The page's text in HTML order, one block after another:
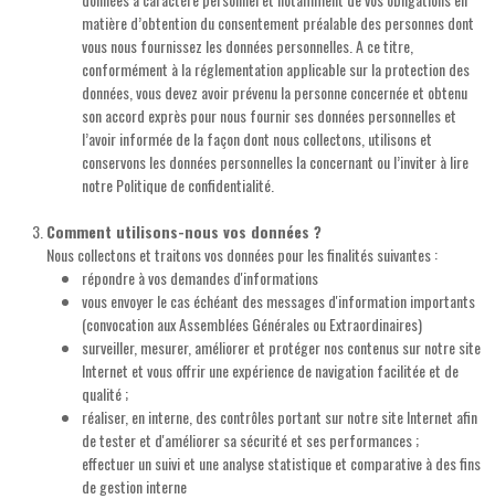
matière d’obtention du consentement préalable des personnes dont
vous nous fournissez les données personnelles. A ce titre,
conformément à la réglementation applicable sur la protection des
données, vous devez avoir prévenu la personne concernée et obtenu
son accord exprès pour nous fournir ses données personnelles et
l’avoir informée de la façon dont nous collectons, utilisons et
conservons les données personnelles la concernant ou l’inviter à lire
notre Politique de confidentialité.
Comment utilisons-nous vos données ?
Nous collectons et traitons vos données pour les finalités suivantes :
répondre à vos demandes d'informations
vous envoyer le cas échéant des messages d'information importants
(convocation aux Assemblées Générales ou Extraordinaires)
surveiller, mesurer, améliorer et protéger nos contenus sur notre site
Internet et vous offrir une expérience de navigation facilitée et de
qualité ;
réaliser, en interne, des contrôles portant sur notre site Internet afin
de tester et d'améliorer sa sécurité et ses performances ;
effectuer un suivi et une analyse statistique et comparative à des fins
de gestion interne